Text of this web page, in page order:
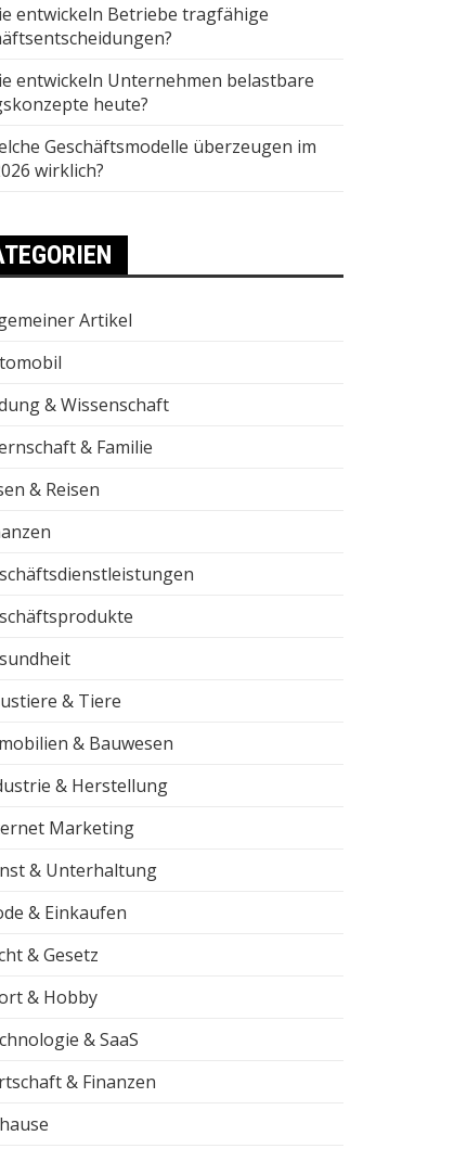
entwickeln Betriebe tragfähige
entwickeln Unternehmen belastbare
heute?
Geschäftsmodelle überzeugen im
wirklich?
Artikel
& Wissenschaft
& Familie
& Reisen
& Tiere
& Bauwesen
& Herstellung
Marketing
& Unterhaltung
& Einkaufen
& Gesetz
& Hobby
& SaaS
& Finanzen